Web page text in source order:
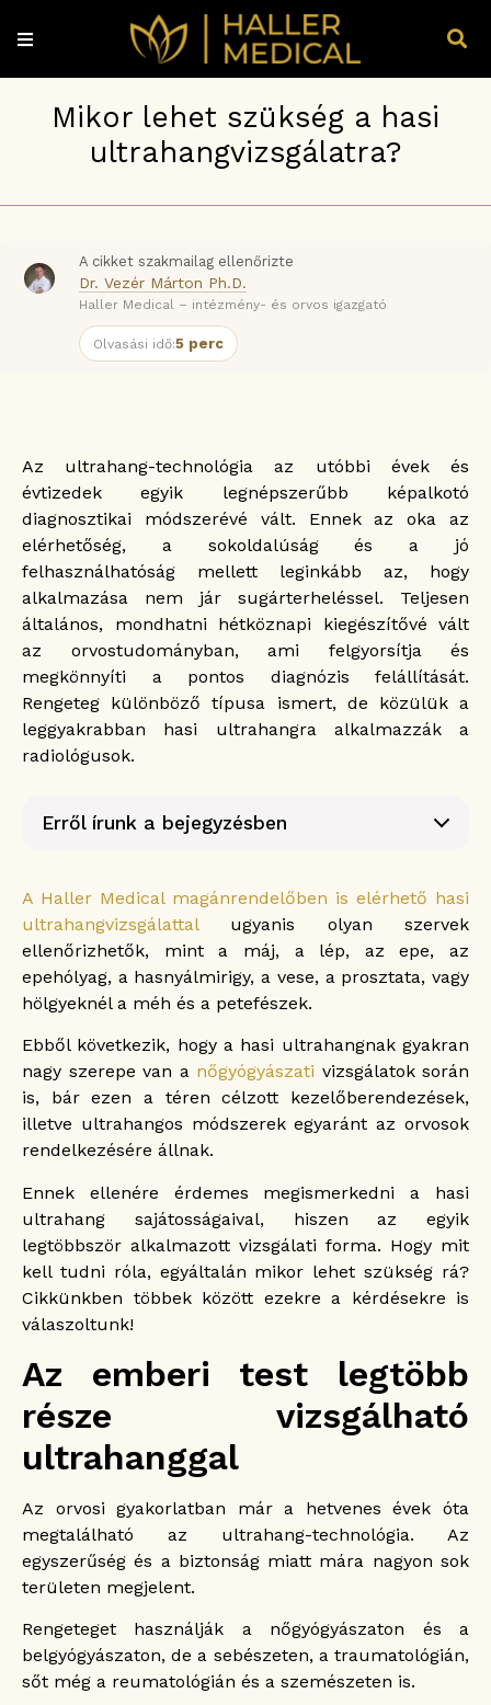
Mikor lehet szükség a hasi
ultrahangvizsgálatra?
A cikket szakmailag ellenőrizte
Dr. Vezér Márton Ph.D.
Haller Medical – intézmény- és orvos igazgató
Olvasási idő:5 perc
Az ultrahang-technológia az utóbbi évek és
évtizedek egyik legnépszerűbb képalkotó
diagnosztikai módszerévé vált. Ennek az oka az
elérhetőség, a sokoldalúság és a jó
felhasználhatóság mellett leginkább az, hogy
alkalmazása nem jár sugárterheléssel. Teljesen
általános, mondhatni hétköznapi kiegészítővé vált
az orvostudományban, ami felgyorsítja és
megkönnyíti a pontos diagnózis felállítását.
Rengeteg különböző típusa ismert, de közülük a
leggyakrabban hasi ultrahangra alkalmazzák a
radiológusok.
Erről írunk a bejegyzésben
Milyen szakágak munkáját segíti a leginkább
az ultrahang?
Nem csak fájdalommentes, de
sugárterheléssel sem jár
A hasi ultrahang az üreges szervek feltárására
Mikor és milyen tünetek esetén javasolt a hasi
ultrahang?
Milyen betegségekre derülhet fény a hasi
Hogyan készüljünk fel a hasi ultrahangra?
A Haller Medical magánrendelőben is elérhető hasi
ultrahangvizsgálattalugyanis olyan szervek
ellenőrizhetők, mint a máj, a lép, az epe, az
epehólyag, a hasnyálmirigy, a vese, a prosztata, vagy
hölgyeknél a méh és a petefészek.
Ebből következik, hogy a hasi ultrahangnak gyakran
nagy szerepe van a nőgyógyászati vizsgálatok során
is, bár ezen a téren célzott kezelőberendezések,
illetve ultrahangos módszerek egyaránt az orvosok
rendelkezésére állnak.
Ennek ellenére érdemes megismerkedni a hasi
ultrahang sajátosságaival, hiszen az egyik
legtöbbször alkalmazott vizsgálati forma. Hogy mit
kell tudni róla, egyáltalán mikor lehet szükség rá?
Cikkünkben többek között ezekre a kérdésekre is
válaszoltunk!
Az emberi test legtöbb
része vizsgálható
ultrahanggal
Az orvosi gyakorlatban már a hetvenes évek óta
megtalálható az ultrahang-technológia. Az
egyszerűség és a biztonság miatt mára nagyon sok
területen megjelent.
Rengeteget használják a nőgyógyászaton és a
belgyógyászaton, de a sebészeten, a traumatológián,
sőt még a reumatológián és a szemészeten is.